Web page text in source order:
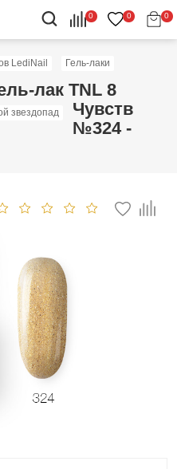
0 0 0
LediNail Гель-лаки
звездопад
лак TNL 8
Чувств
№324 -